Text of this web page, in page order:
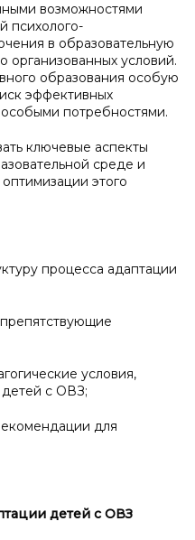
возможностями
психолого-
в образовательную
условий.
образования особую
эффективных
потребностями.
ключевые аспекты
среде и
этого
процесса адаптации
условия,
с ОВЗ;
для
детей сОВЗ